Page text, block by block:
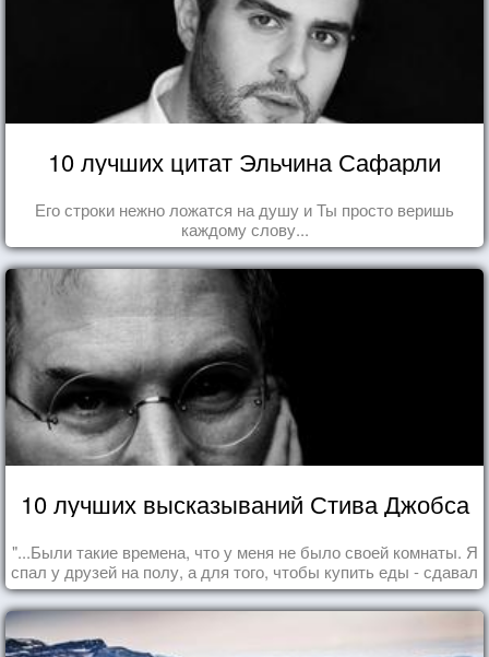
10 лучших цитат Эльчина Сафарли
Его строки нежно ложатся на душу и Ты просто веришь
каждому слову...
10 лучших высказываний Стива Джобса
"...Были такие времена, что у меня не было своей комнаты. Я
спал у друзей на полу, а для того, чтобы купить еды - сдавал
бутылки из под кока-колы"